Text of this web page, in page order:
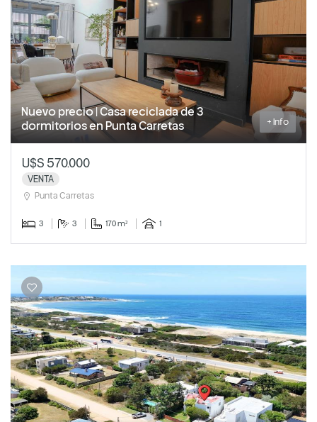
Nuevo precio | Casa reciclada de 3
dormitorios en Punta Carretas
+ Info
U$S 570.000
VENTA
Punta Carretas
3 3 170 m² 1